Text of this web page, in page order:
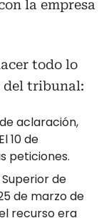
la empresa
todo lo
del tribunal:
aclaración,
10 de
peticiones.
de
de marzo de
recurso era